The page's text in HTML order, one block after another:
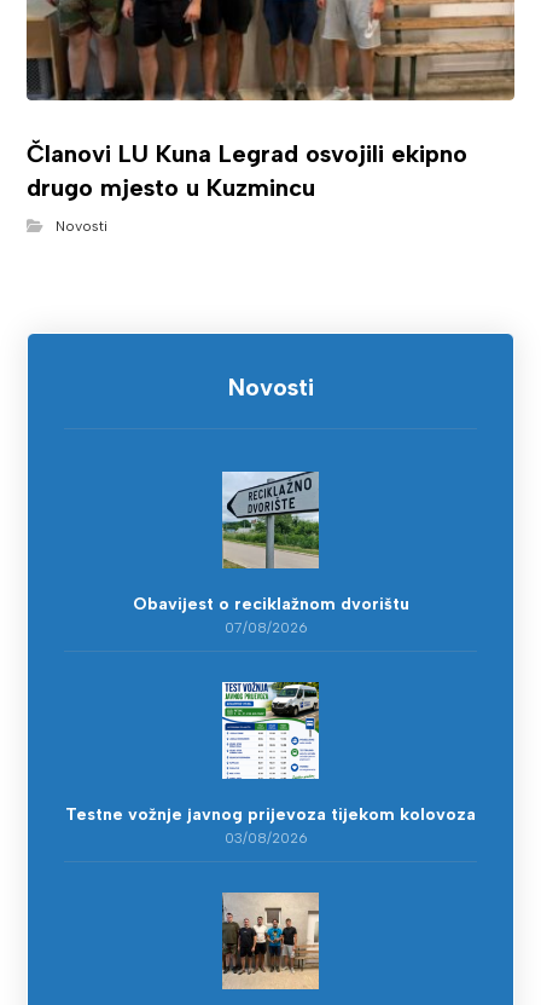
Članovi LU Kuna Legrad osvojili ekipno
drugo mjesto u Kuzmincu
Novosti
Novosti
Obavijest o reciklažnom dvorištu
07/08/2026
Testne vožnje javnog prijevoza tijekom kolovoza
03/08/2026